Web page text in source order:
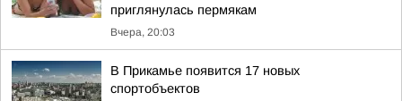
приглянулась пермякам
Вчера, 20:03
В Прикамье появится 17 новых
спортобъектов